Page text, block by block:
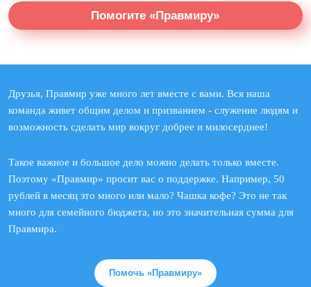
Помогите «Правмиру»
Друзья, Правмир уже много лет вместе с вами. Вся наша
команда живет общим делом и призванием - служение людям и
возможность сделать мир вокруг добрее и милосерднее!
Такое важное и большое дело можно делать только вместе.
Поэтому «Правмир» просит вас о поддержке. Например, 50
рублей в месяц это много или мало? Чашка кофе? Это не так
много для семейного бюджета, но это значительная сумма для
Правмира.
Помочь «Правмиру»